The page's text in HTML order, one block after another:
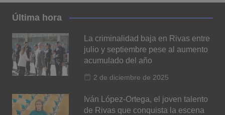
Última hora
La criminalidad baja en Rivas entre
julio y septiembre pese al aumento
acumulado del año
2 de diciembre de 2025
Iván López-Ortega, el joven talento
de Rivas que conquista la escena